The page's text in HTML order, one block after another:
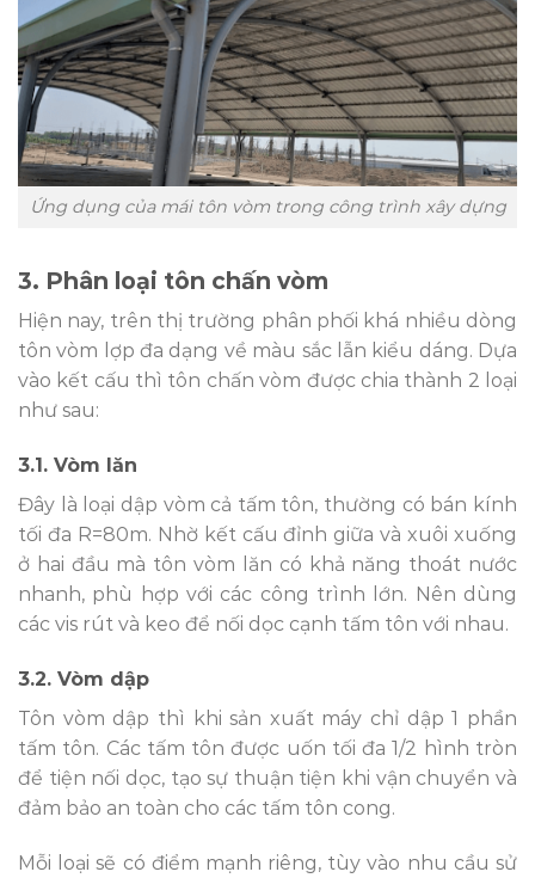
Ứng dụng của mái tôn vòm trong công trình xây dựng
3. Phân loại tôn chấn vòm
Hiện nay, trên thị trường phân phối khá nhiều dòng
tôn vòm lợp đa dạng về màu sắc lẫn kiểu dáng. Dựa
vào kết cấu thì tôn chấn vòm được chia thành 2 loại
như sau:
3.1. Vòm lăn
Đây là loại dập vòm cả tấm tôn, thường có bán kính
tối đa R=80m. Nhờ kết cấu đỉnh giữa và xuôi xuống
ở hai đầu mà tôn vòm lăn có khả năng thoát nước
nhanh, phù hợp với các công trình lớn. Nên dùng
các vis rút và keo để nối dọc cạnh tấm tôn với nhau.
3.2. Vòm dập
Tôn vòm dập thì khi sản xuất máy chỉ dập 1 phần
tấm tôn. Các tấm tôn được uốn tối đa 1/2 hình tròn
để tiện nối dọc, tạo sự thuận tiện khi vận chuyển và
đảm bảo an toàn cho các tấm tôn cong.
Mỗi loại sẽ có điểm mạnh riêng, tùy vào nhu cầu sử